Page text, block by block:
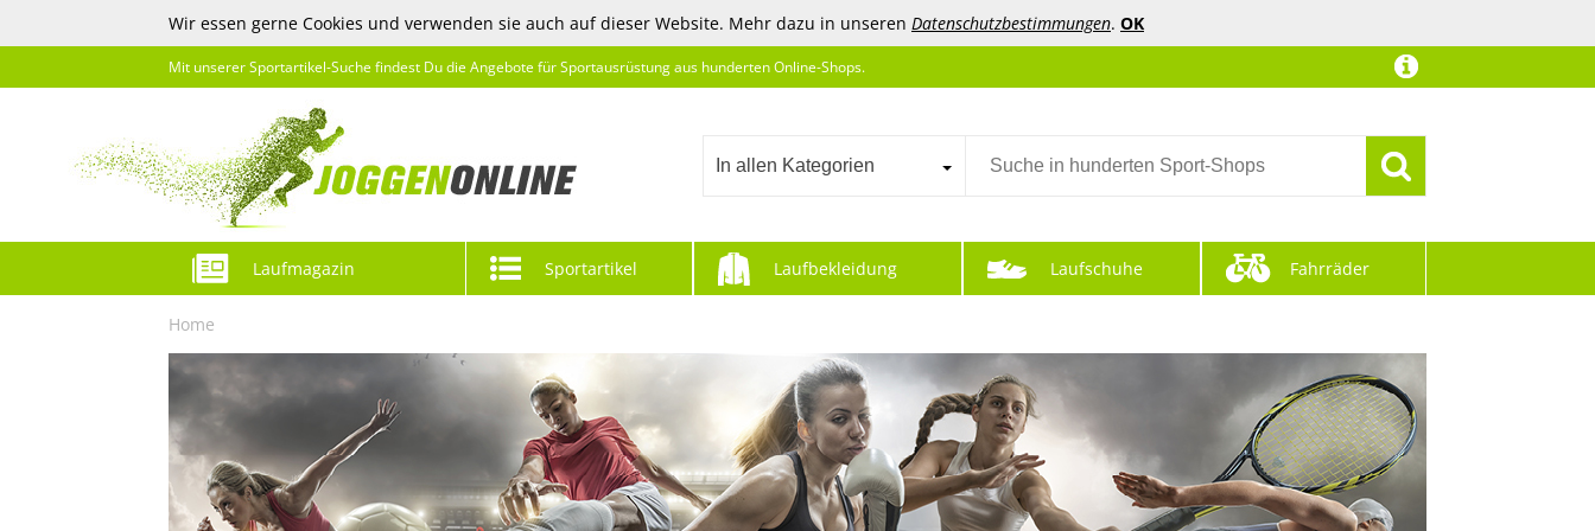
Wir essen gerne Cookies und verwenden sie auch auf dieser Website. Mehr dazu in unseren Datenschutzbestimmungen. OK
Mit unserer Sportartikel-Suche findest Du die Angebote für Sportausrüstung aus hunderten Online-Shops.
In allen Kategorien
Laufmagazin Sportartikel Laufbekleidung Laufschuhe Fahrräder
Home